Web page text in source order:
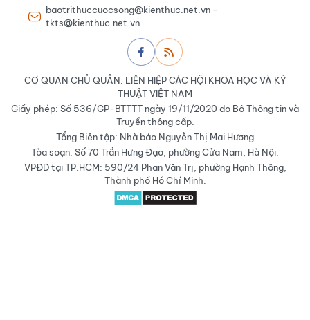
baotrithuccuocsong@kienthuc.net.vn -
tkts@kienthuc.net.vn
CƠ QUAN CHỦ QUẢN: LIÊN HIỆP CÁC HỘI KHOA HỌC VÀ KỸ
THUẬT VIỆT NAM
Giấy phép: Số 536/GP-BTTTT ngày 19/11/2020 do Bộ Thông tin và
Truyền thông cấp.
Tổng Biên tập: Nhà báo Nguyễn Thị Mai Hương
Tòa soạn: Số 70 Trần Hưng Đạo, phường Cửa Nam, Hà Nội.
VPĐD tại TP.HCM: 590/24 Phan Văn Trị, phường Hạnh Thông,
Thành phố Hồ Chí Minh.